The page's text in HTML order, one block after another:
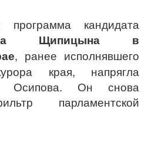
программа кандидата
Щипицына в
, ранее исполнявшего
края, напрягла
Осипова. Он снова
парламентской